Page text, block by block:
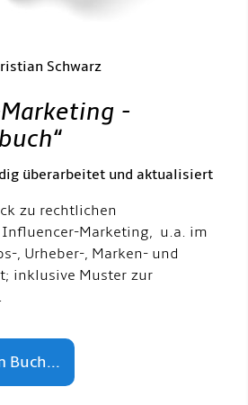
Schwarz
-
“
überarbeitet und aktualisiert
zu rechtlichen
Marketing, u.a. im
, Urheber-, Marken- und
inklusive Muster zur
Buch...